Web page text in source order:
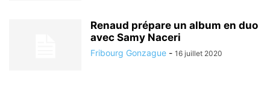
Renaud prépare un album en duo
avec Samy Naceri
Fribourg Gonzague - 16 juillet 2020